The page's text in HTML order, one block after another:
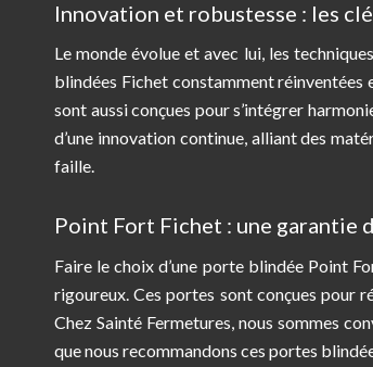
Innovation et robustesse : les
Le monde évolue et avec lui, les
blindées Fichet constamment réinventées
sont aussi conçues pour s’intégrer
d’une innovation continue, alliant des
faille.
Point Fort Fichet : une garantie
Faire le choix d’une porte blindée Point
rigoureux. Ces portes sont conçues pour
Chez Sainté Fermetures, nous sommes
que nous recommandons ces portes